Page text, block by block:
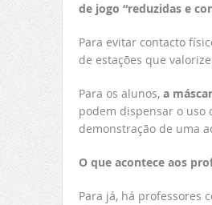
de jogo “reduzidas e
Para evitar contacto
de estações que
Para os alunos,a
podem dispensar o uso
demonstração de uma
O que acontece aos
Para já, há professores